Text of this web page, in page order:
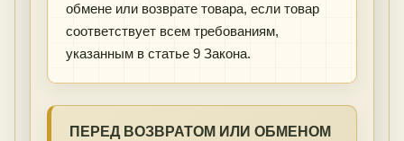
обмене или возврате товара, если товар
соответствует всем требованиям,
указанным в статье 9 Закона.
ПЕРЕД ВОЗВРАТОМ ИЛИ ОБМЕНОМ